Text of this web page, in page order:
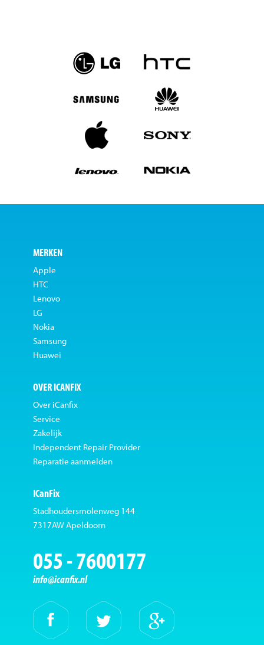
MERKEN
Apple
HTC
Lenovo
LG
Nokia
Samsung
Huawei
OVER ICANFIX
Over iCanfix
Service
Zakelijk
Independent Repair Provider
Reparatie aanmelden
ICanFix
Stadhoudersmolenweg 144
7317AW Apeldoorn
055 - 7600177
info@icanfix.nl